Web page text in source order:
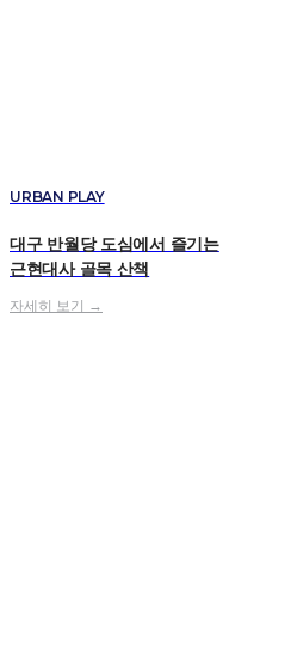
URBAN PLAY
대구 반월당 도심에서 즐기는
근현대사 골목 산책
자세히 보기 →